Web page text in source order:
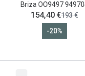
Briza OO9497
ahora:
154,40 €antes:
193 €
-20%